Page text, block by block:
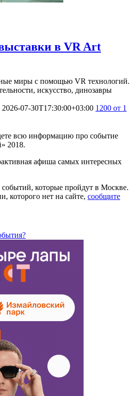
в VR Art
миры с помощью VR технологий.
искусство, динозавры
2026-07-30T17:30:00+03:00 1200 от 1
всю информацию про событие
2018.
афиша самых интересных
событий, которые пройдут в Москве.
которого нет на сайте, сообщите